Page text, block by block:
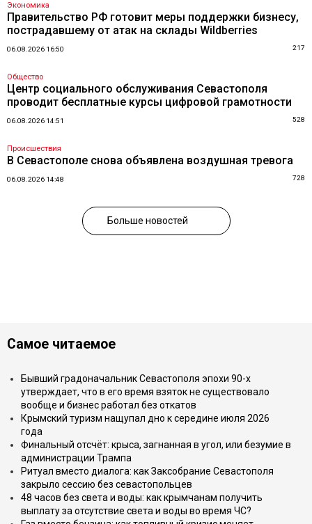
Экономика
Правительство РФ готовит меры поддержки бизнесу,
пострадавшему от атак на склады Wildberries
06.08.2026 16:50 217
Общество
Центр социального обслуживания Севастополя
проводит бесплатные курсы цифровой грамотности
06.08.2026 14:51 528
Происшествия
В Севастополе снова объявлена воздушная тревога
06.08.2026 14:48 728
Больше новостей
Самое читаемое
Бывший градоначальник Севастополя эпохи 90-х
утверждает, что в его время взяток не существовало
вообще и бизнес работал без откатов
Крымский туризм нащупал дно к середине июля 2026
года
Финальный отсчёт: крыса, загнанная в угол, или безумие в
администрации Трампа
Ритуал вместо диалога: как Заксобрание Севастополя
закрыло сессию без севастопольцев
48 часов без света и воды: как крымчанам получить
выплату за отсутствие света и воды во время ЧС?